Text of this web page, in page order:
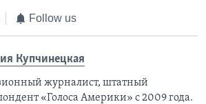
Follow us
Купчинецкая
журналист, штатный
«Голоса Америки» с 2009 года.